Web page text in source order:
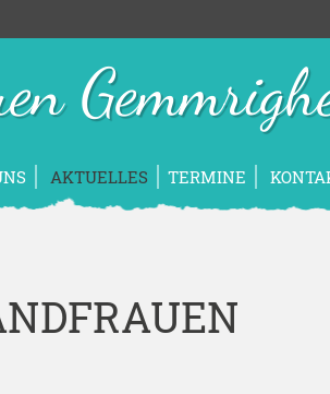
AKTUELLES TERMINE